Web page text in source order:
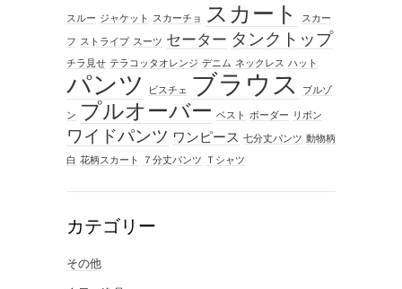
スルー ジャケット スカーチョ スカート スカー
フ ストライプ スーツ セーター タンクトップ
チラ見せ テラコッタオレンジ デニム ネックレス ハット
パンツ ビスチェ ブラウス ブルゾ
ン プルオーバー ベスト ボーダー リボン
ワイドパンツ ワンピース 七分丈パンツ 動物柄
白 花柄スカート ７分丈パンツ Ｔシャツ
カテゴリー
その他